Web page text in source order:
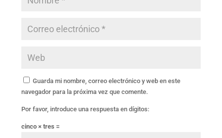
Guarda mi nombre, correo electrónico y web en este
navegador para la próxima vez que comente.
Por favor, introduce una respuesta en dígitos:
cinco × tres =